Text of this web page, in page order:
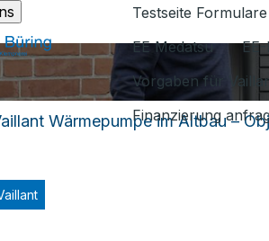
Testseite Formulare
EE Medatsu
Vorgaben für
Finanzierung
Wärmepumpe im Altbau –